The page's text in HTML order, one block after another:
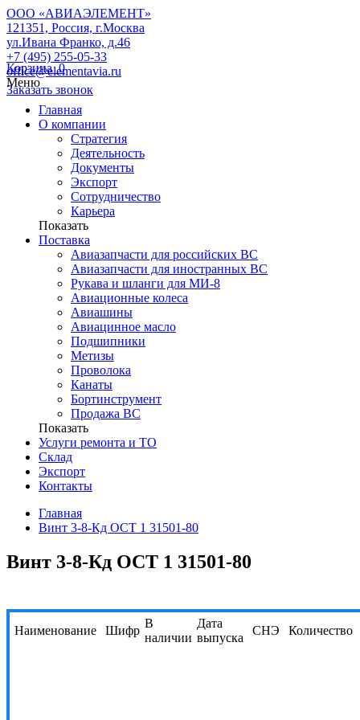
ООО «АВИАЭЛЕМЕНТ»
121351, Россия, г.Москва
ул.Ивана Франко, д.46
+7 (495) 255-05-33
office@elementavia.ru
Заказать звонок
Корзина0
Меню
Главная
О компании
Стратегия
Деятельность
Документы
Экспорт
Сотрудничество
Карьера
Показать
Поставка
Авиазапчасти для российских ВС
Авиазапчасти для иностранных ВС
Рукава и шланги для МИ-8
Авиационные колеса
Авиашины
Авиацинное масло
Подшипники
Метизы
Проволока
Канаты
Бортинструмент
Продажа ВС
Показать
Услуги ремонта и ТО
Склад
Экспорт
Контакты
Главная
Винт 3-8-Кд ОСТ 1 31501-80
Винт 3-8-Кд ОСТ 1 31501-80
Наименование Шифр
В
наличии
Дата
выпуска
СНЭ Количество